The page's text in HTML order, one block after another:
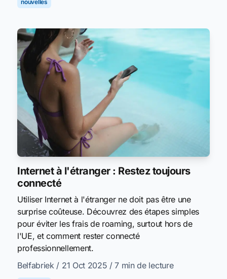
nouvelles
Internet à l'étranger : Restez toujours
connecté
Utiliser Internet à l'étranger ne doit pas être une
surprise coûteuse. Découvrez des étapes simples
pour éviter les frais de roaming, surtout hors de
l'UE, et comment rester connecté
professionnellement.
Belfabriek / 21 Oct 2025 / 7 min de lecture